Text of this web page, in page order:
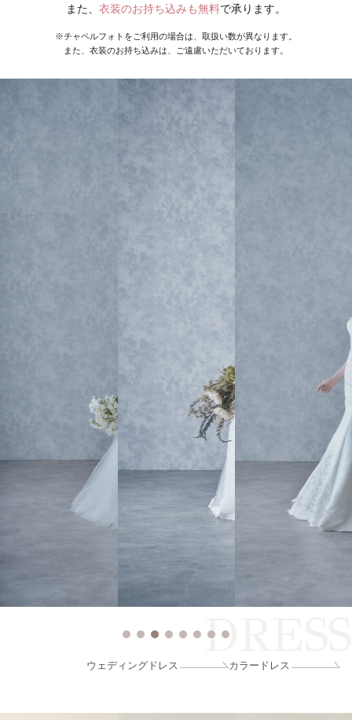
また、 衣装のお持ち込みも無料で承ります。
※チャペルフォトをご利用の場合は、取扱い数が異なります。
また、衣装のお持ち込みは、ご遠慮いただいております。
DRESS
ウェディングドレス カラードレス